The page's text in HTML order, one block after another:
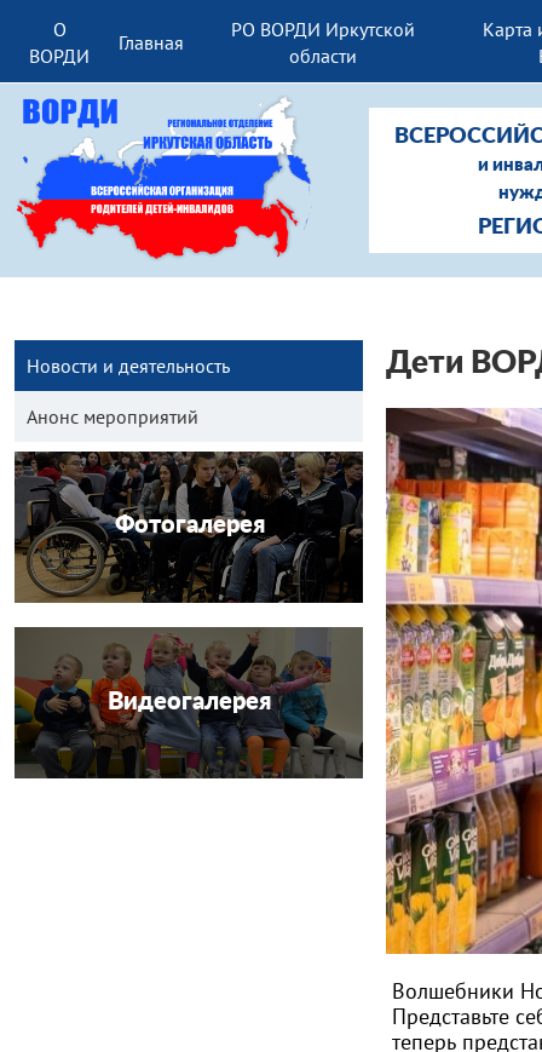
О
ВОРДИ
Главная
РО ВОРДИ Иркутской
области
Карта
и
Новости и деятельность
Анонс мероприятий
Фотогалерея
Видеогалерея
Дети
Волшебники
Представьте
теперь